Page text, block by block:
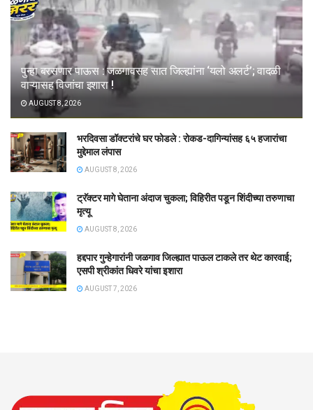
पुन्हा बरसणार पाऊस : जळगावसह सात जिल्ह्यांना ‘यलो अलर्ट’; वादळी
वाऱ्यासह विजांचा इशारा !
AUGUST 8, 2026
भरदिवसा डॉक्टरांचे घर फोडले : रोकड-दागिन्यांसह ६५ हजारांचा
मुद्देमाल लंपास
AUGUST 8, 2026
ट्रॅक्टर मागे घेताना अंदाज चुकला; विहिरीत पडून शिंदीच्या तरुणाचा
मृत्यू
AUGUST 8, 2026
हद्दपार गुन्हेगारांनी जळगाव जिल्ह्यात पाऊल टाकले तर थेट कारवाई;
एसपी श्रीकांत धिवरे यांचा इशारा
AUGUST 7, 2026